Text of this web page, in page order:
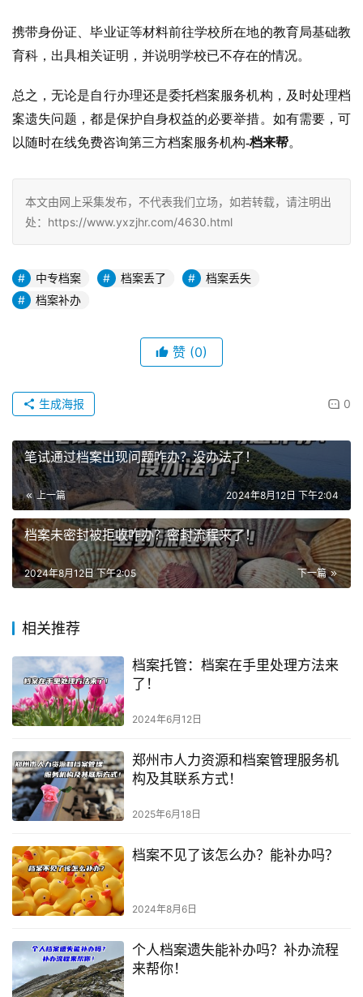
携带身份证、毕业证等材料前往学校所在地的教育局基础教
育科，出具相关证明，并说明学校已不存在的情况。
总之，无论是自行办理还是委托档案服务机构，及时处理档
案遗失问题，都是保护自身权益的必要举措。如有需要，可
以随时在线免费咨询第三方档案服务机构-档来帮。
本文由网上采集发布，不代表我们立场，如若转载，请注明出
处：https://www.yxzjhr.com/4630.html
中专档案 档案丢了
档案丢失
档案补办
赞 (0)
0
生成海报
笔试通过档案出现问题咋办？没办法了！
上一篇 2024年8月12日 下午2:04
档案未密封被拒收咋办？密封流程来了！
下一篇
2024年8月12日 下午2:05
相关推荐
档案托管：档案在手里处理方法来
了！
2024年6月12日
郑州市人力资源和档案管理服务机
构及其联系方式！
2025年6月18日
档案不见了该怎么办？能补办吗？
2024年8月6日
个人档案遗失能补办吗？补办流程
来帮你！